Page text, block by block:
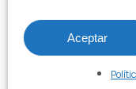
Aceptar